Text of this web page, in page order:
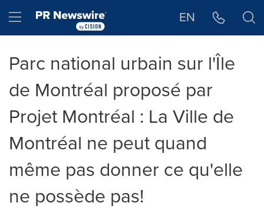
Hamburger menu EN
Parc national urbain sur l'Île
de Montréal proposé par
Projet Montréal : La Ville de
Montréal ne peut quand
même pas donner ce qu'elle
ne possède pas!